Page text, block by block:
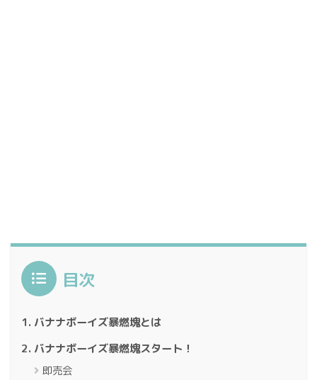
目次
バナナボーイズ暴燃塊とは
バナナボーイズ暴燃塊スタート！
即売会